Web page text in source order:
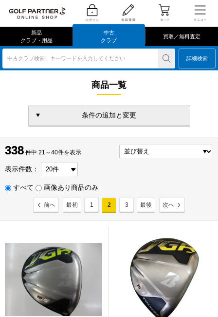
新品
クラブ・用品
中古
クラブ
買取／無料査定
中古クラブ検索、キーワードを入力してください 詳細検索
商品一覧
条件の追加と変更
338 件
338 件中 21～40件を表示
表示件数：
すべて 画像あり商品のみ
前へ 最初 1 2 3 最後 次へ